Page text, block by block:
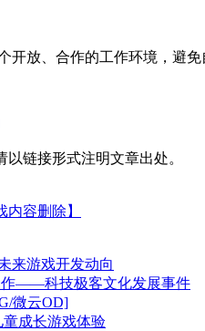
放、合作的工作环境，避免
链接形式注明文章出处。
容删除】
来游戏开发动向
作——科技极客文化发展事件
微云OD]
童成长游戏体验